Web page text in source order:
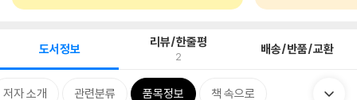
도서정보 리뷰/한줄평
2 배송/반품/교환
저자 소개 관련분류 품목정보 책 속으로